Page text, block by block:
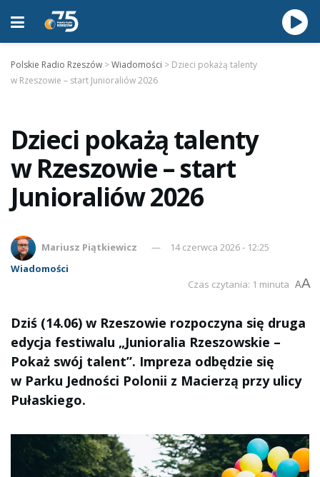
Polskie Radio Rzeszów >Wiadomości > Dzieci pokażą talenty
w Rzeszowie – start Junioraliów 2026
Dzieci pokażą talenty
w Rzeszowie – start
Junioraliów 2026
Mariusz Piątkiewicz
14 czerwca 2026 - 12:25
Wiadomości
Czas czytania: 1 minuta AA
Dziś (14.06) w Rzeszowie rozpoczyna się druga
edycja festiwalu „Junioralia Rzeszowskie –
Pokaż swój talent”. Impreza odbędzie się
w Parku Jedności Polonii z Macierzą przy ulicy
Pułaskiego.